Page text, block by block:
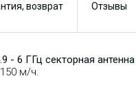
возврат Отзывы
- 6 ГГц секторная
м/ч.